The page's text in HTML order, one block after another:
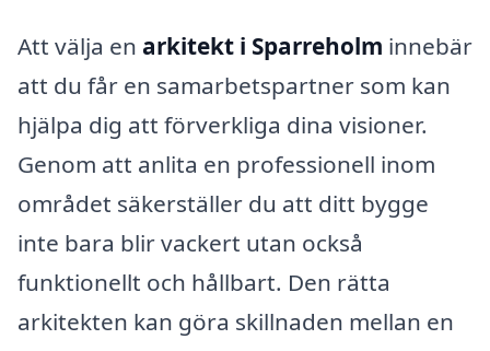
Att välja en arkitekt i Sparreholm innebär
att du får en samarbetspartner som kan
hjälpa dig att förverkliga dina visioner.
Genom att anlita en professionell inom
området säkerställer du att ditt bygge
inte bara blir vackert utan också
funktionellt och hållbart. Den rätta
arkitekten kan göra skillnaden mellan en